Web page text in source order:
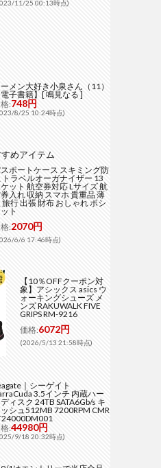
11/25 00:13時点)
メン大好き小泉さん（11）
電子書籍】[ 鳴見なる ]
:748円
8/25 10:24時点)
めアイテム
ポートケース スキミング防
トラベルオーガナイザー 13
ット 航空券対応 Lサイズ 航
入れ 収納 スマホ 貴重品 薄
旅行 出張 財布 おしゃれ ポシ
ト
:2070円
6/6 17:46時点)
【10％OFFクーポン対
象】アシックス asics ウ
ォーキングシューズ メ
ンズ RAKUWALK FIVE
GRIPS RM-9216
価格:6072円
(2026/5/13 21:58時点)
｜シーゲイト
3.5インチ 内蔵ハー
ディスク 24TB SATA6Gb/s キ
ッシュ512MB 7200RPM CMR
:44980円
9/18 20:32時点)